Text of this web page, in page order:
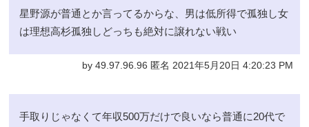
星野源が普通とか言ってるからな、男は低所得で孤独し女
は理想高杉孤独しどっちも絶対に譲れない戦い
by 49.97.96.96 匿名 2021年5月20日 4:20:23 PM
手取りじゃなくて年収500万だけで良いなら普通に20代で